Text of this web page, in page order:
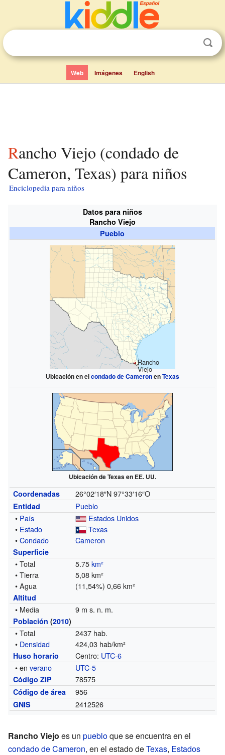
Web Imágenes English
Rancho Viejo (condado de
Cameron, Texas) para niños
Enciclopedia para niños
Datos para niños
Rancho Viejo
Pueblo
Rancho
Viejo
Ubicación en elcondado de CameronenTexas
Ubicación de Texas en EE. UU.
Coordenadas 26°02′18″N 97°33′16″O
Entidad
Pueblo
• País
Estados Unidos
• Estado
Texas
•Condado Cameron
Superficie
• Total 5.75km²
• Tierra
5,08 km²
• Agua
(11,54%) 0,66 km²
Altitud
• Media 9 m s. n. m.
Población (2010)
• Total
2437 hab.
• Densidad 424,03 hab/km²
Huso horario Centro: UTC-6
• enverano UTC-5
Código ZIP 78575
Código de área 956
GNIS 2412526
Rancho Viejo es un puebloque se encuentra en el
condado de Cameron, en el estado deTexas, Estados